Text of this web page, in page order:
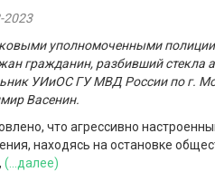
2023
уполномоченными
гражданин, разбивший стекла
УИиОС ГУ МВД России по г.
Васенин.
что агрессивно
находясь на остановке
(...далее)